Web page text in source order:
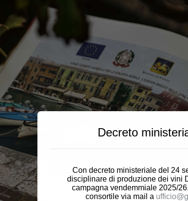
Decreto
Con decreto ministeriale del 24
disciplinare di produzione dei vini
campagna vendemmiale 2025/
consortile via mail a